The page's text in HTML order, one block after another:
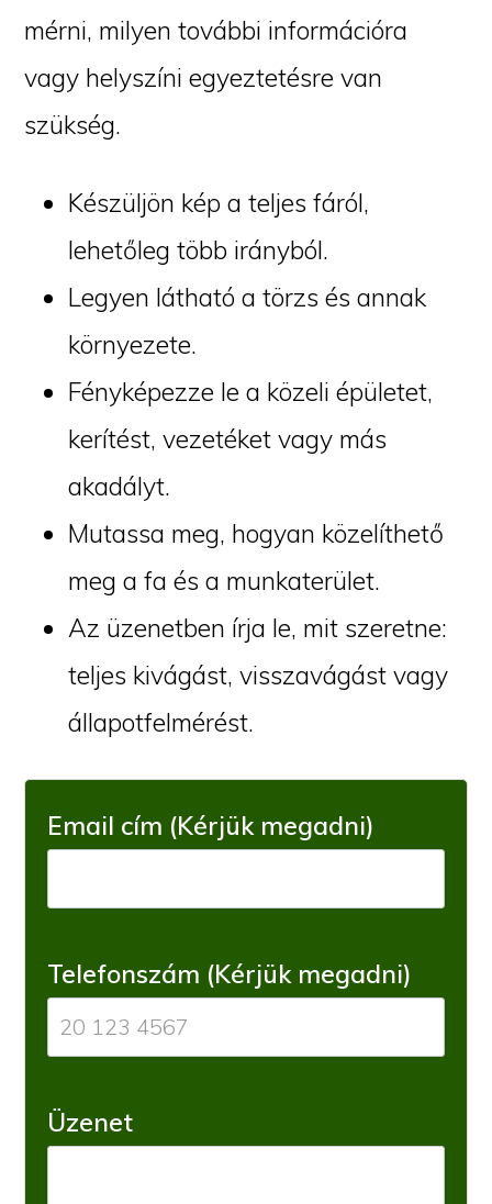
mérni, milyen további információra
vagy helyszíni egyeztetésre van
szükség.
Készüljön kép a teljes fáról,
lehetőleg több irányból.
Legyen látható a törzs és annak
környezete.
Fényképezze le a közeli épületet,
kerítést, vezetéket vagy más
akadályt.
Mutassa meg, hogyan közelíthető
meg a fa és a munkaterület.
Az üzenetben írja le, mit szeretne:
teljes kivágást, visszavágást vagy
állapotfelmérést.
Email cím (Kérjük megadni)
Telefonszám (Kérjük megadni)
Üzenet